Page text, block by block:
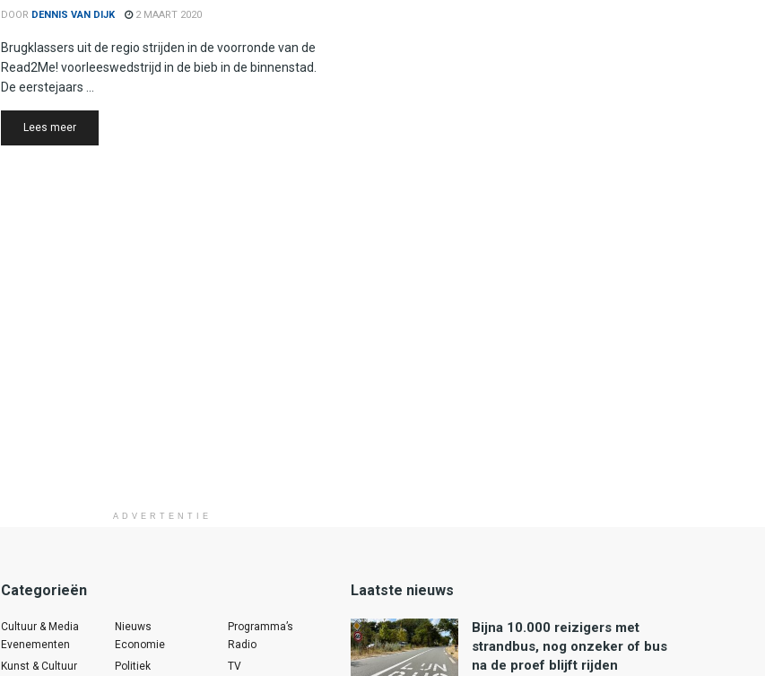
DOOR DENNIS VAN DIJK 2 MAART 2020
Brugklassers uit de regio strijden in de voorronde van de
Read2Me! voorleeswedstrijd in de bieb in de binnenstad.
De eerstejaars ...
Lees meerDetails
ADVERTENTIE
Categorieën
Cultuur & Media
Evenementen
Kunst & Cultuur
Nieuws
Economie
Politiek
Programma’s
Radio
TV
Laatste nieuws
Bijna 10.000 reizigers met
strandbus, nog onzeker of bus
na de proef blijft rijden